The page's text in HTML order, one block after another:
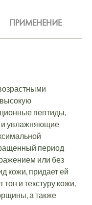
ПРИМЕНЕНИЕ
пептиды,
и увлажняющие
период
или без
кожи, придает ей
и текстуру кожи,
а также